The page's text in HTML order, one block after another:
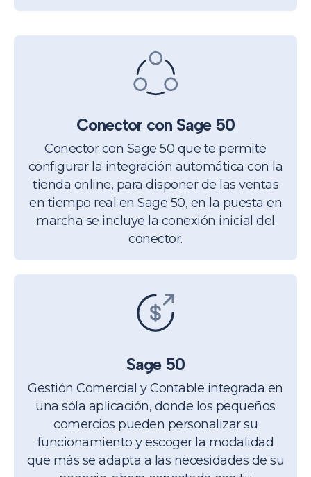
Conector con Sage 50
Conector con Sage 50 que te permite
configurar la integración automática con la
tienda online, para disponer de las ventas
en tiempo real en Sage 50, en la puesta en
marcha se incluye la conexión inicial del
conector.
Sage 50
Gestión Comercial y Contable integrada en
una sóla aplicación, donde los pequeños
comercios pueden personalizar su
funcionamiento y escoger la modalidad
que más se adapta a las necesidades de su